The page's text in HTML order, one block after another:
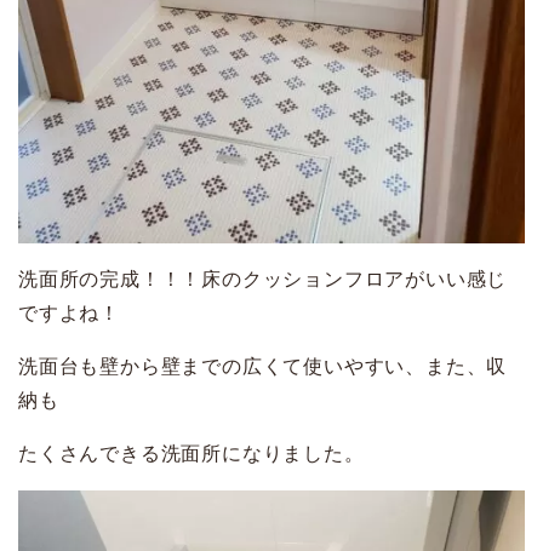
洗面所の完成！！！床のクッションフロアがいい感じ
ですよね！
洗面台も壁から壁までの広くて使いやすい、また、収
納も
たくさんできる洗面所になりました。